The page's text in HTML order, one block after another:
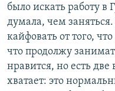
было искать работу в
думала, чем
кайфовать от того,
что продолжу
нравится, но есть
хватает: это